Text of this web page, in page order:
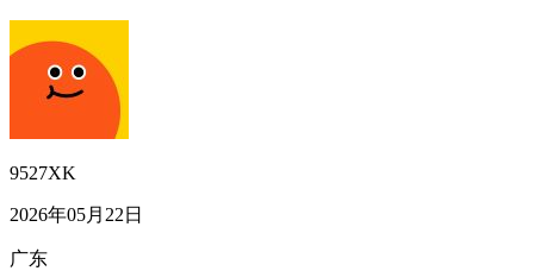
9527XK
2026年05月22日
广东